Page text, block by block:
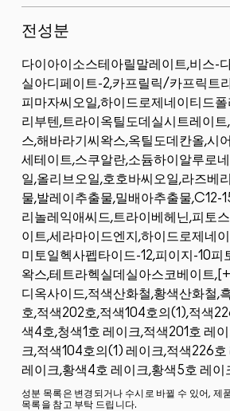
전성분
다이아이소스테아릴말레이트,비스-
실아디페이트-2,카프릴릭/카프릭트
피마자씨오일,하이드로제네이티드
리부텐,트라이옥틸도데실시트레이
스,해바라기씨왁스,옥틸도데칸올,시
세테이트,스쿠알란,소듐하이알루로
일,올리브오일,호호바씨오일,라즈베
물,발레이추출물,밀배아추출물,C12-
리놀레익애씨드,트라이베헤닌,피토
이트,세라마이드엔지,하이드로제네
미토일헥사펩타이드-12,피이지-10피
왁스,테트라헥실데실아스코베이트
디옥사이드,적색산화철,황색산화철,
호,적색202호,적색104호의(1),적색
색4호,청색1호 레이크,적색201호 레
크,적색104호의(1) 레이크,적색226
레이크,황색4호 레이크,황색5호 레이
성분 목록은 변경되거나 수시로 바뀔 수 있어, 제
목록을 참고 부탁 드립니다.